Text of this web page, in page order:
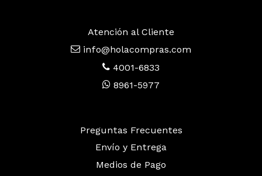
Atención al Cliente
info@holacompras.com
4001-6833
8961-5977
Preguntas Frecuentes
Envío y Entrega
Medios de Pago